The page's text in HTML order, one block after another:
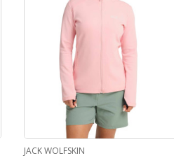
JACK WOLFSKIN